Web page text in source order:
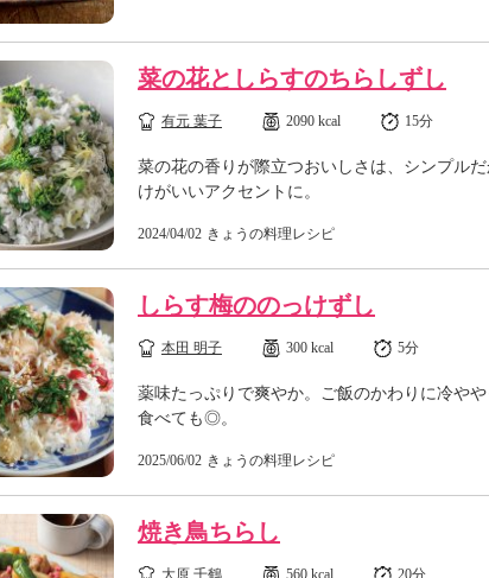
菜の花としらすのちらしずし
有元 葉子 2090 kcal 15分
菜の花の香りが際立つおいしさは、シンプル
けがいいアクセントに。
2024/04/02 きょうの料理レシピ
しらす梅ののっけずし
本田 明子 300 kcal 5分
薬味たっぷりで爽やか。ご飯のかわりに冷や
食べても◎。
2025/06/02 きょうの料理レシピ
焼き鳥ちらし
大原 千鶴 560 kcal 20分